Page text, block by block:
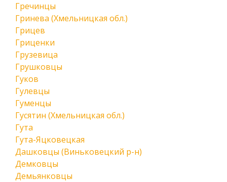
Гречинцы
Гринева (Хмельницкая обл.)
Грицев
Гриценки
Грузевица
Грушковцы
Гуков
Гулевцы
Гуменцы
Гусятин (Хмельницкая обл.)
Гута
Гута-Яцковецкая
Дашковцы (Виньковецкий р-н)
Демковцы
Демьянковцы